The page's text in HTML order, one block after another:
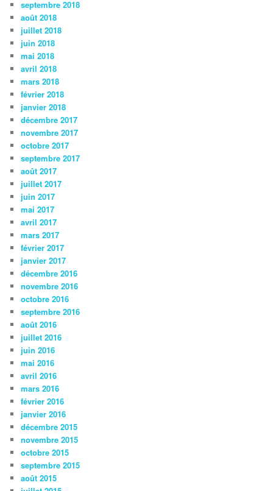
septembre 2018
août 2018
juillet 2018
juin 2018
mai 2018
avril 2018
mars 2018
février 2018
janvier 2018
décembre 2017
novembre 2017
octobre 2017
septembre 2017
août 2017
juillet 2017
juin 2017
mai 2017
avril 2017
mars 2017
février 2017
janvier 2017
décembre 2016
novembre 2016
octobre 2016
septembre 2016
août 2016
juillet 2016
juin 2016
mai 2016
avril 2016
mars 2016
février 2016
janvier 2016
décembre 2015
novembre 2015
octobre 2015
septembre 2015
août 2015